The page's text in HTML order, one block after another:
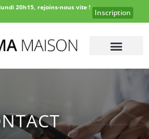
20h15, rejoins-nous vite !
Inscription